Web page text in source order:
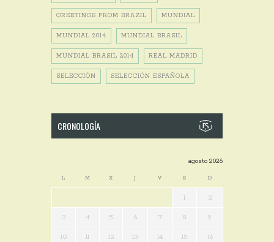
GREETINGS FROM BRAZIL MUNDIAL
MUNDIAL 2014 MUNDIAL BRASIL
MUNDIAL BRASIL 2014 REAL MADRID
SELECCIÓN SELECCIÓN ESPAÑOLA
CRONOLOGÍA
agosto 2026
L M X J V S D
1 2
3 4 5 6 7 8 9
10 11 12 13 14 15 16